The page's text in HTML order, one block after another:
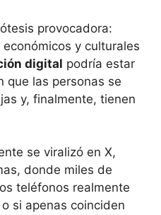
provocadora:
y culturales
digital podría estar
que las personas se
y, finalmente, tienen
se viralizó en X,
donde miles de
teléfonos realmente
si apenas coinciden